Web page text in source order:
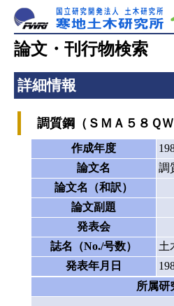
論文・刊行物検索
詳細情報
調質鋼（ＳＭＡ５８Ｑ
作成年度
論文名
調
論文名（和訳）
論文副題
発表会
誌名（No./号数）
土
発表年月日
所属研